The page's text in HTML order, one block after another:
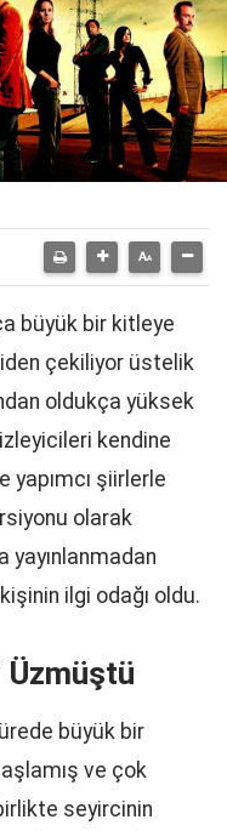
büyük bir kitleye
çekiliyor üstelik
oldukça yüksek
kendine
yapımcı şiirlerle
olarak
yayınlanmadan
ilgi odağı oldu.
büyük bir
ve çok
seyircinin